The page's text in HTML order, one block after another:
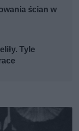
ścian w
Tyle